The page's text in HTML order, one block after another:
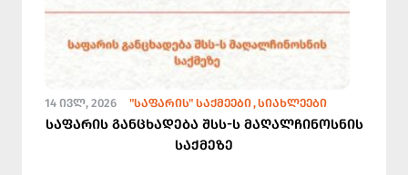
14 ᲘᲕᲚ, 2026 "ᲡᲐᲤᲐᲠᲘᲡ" ᲡᲐᲥᲛᲔᲔᲑᲘ ᲡᲘᲐᲮᲚᲔᲔᲑᲘ
საფარის განცხადება შსს-ს მაღალჩინოსნის
საქმეზე